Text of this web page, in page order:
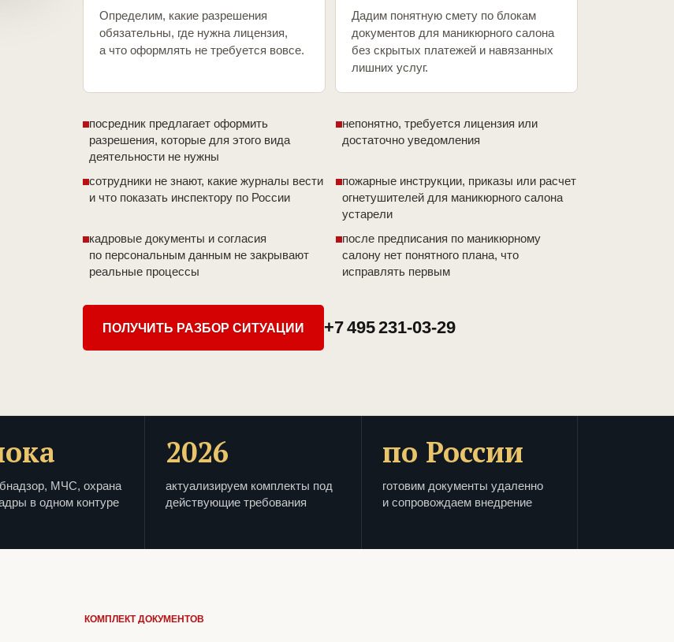
Определим, какие разрешения
обязательны, где нужна лицензия,
а что оформлять не требуется вовсе.
Дадим понятную смету по блокам
документов для маникюрного салона
без скрытых платежей и навязанных
лишних услуг.
посредник предлагает оформить
разрешения, которые для этого вида
деятельности не нужны
непонятно, требуется лицензия или
достаточно уведомления
сотрудники не знают, какие журналы вести
и что показать инспектору по России
пожарные инструкции, приказы или расчет
огнетушителей для маникюрного салона
устарели
кадровые документы и согласия
по персональным данным не закрывают
реальные процессы
после предписания по маникюрному
салону нет понятного плана, что
исправлять первым
ПОЛУЧИТЬ РАЗБОР СИТУАЦИИ +7 495 231-03-29
МЧС, охрана
в одном контуре
2026
актуализируем комплекты под
действующие требования
по России
готовим документы удаленно
и сопровождаем внедрение
КОМПЛЕКТ ДОКУМЕНТОВ